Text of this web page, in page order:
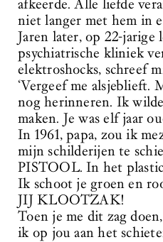
afkeerde. Alle liefde
niet langer met hem in
Jaren later, op 22-
psychiatrische kliniek
elektroshocks, schreef
‘Vergeef me alsjeblieft.
nog herinneren. Ik
maken. Je was elf jaar
In 1961, papa, zou ik
mijn schilderijen te
PISTOOL. In het
Ik schoot je groen en
JIJ KLOOTZAK!
Toen je me dit zag
ik op jou aan het